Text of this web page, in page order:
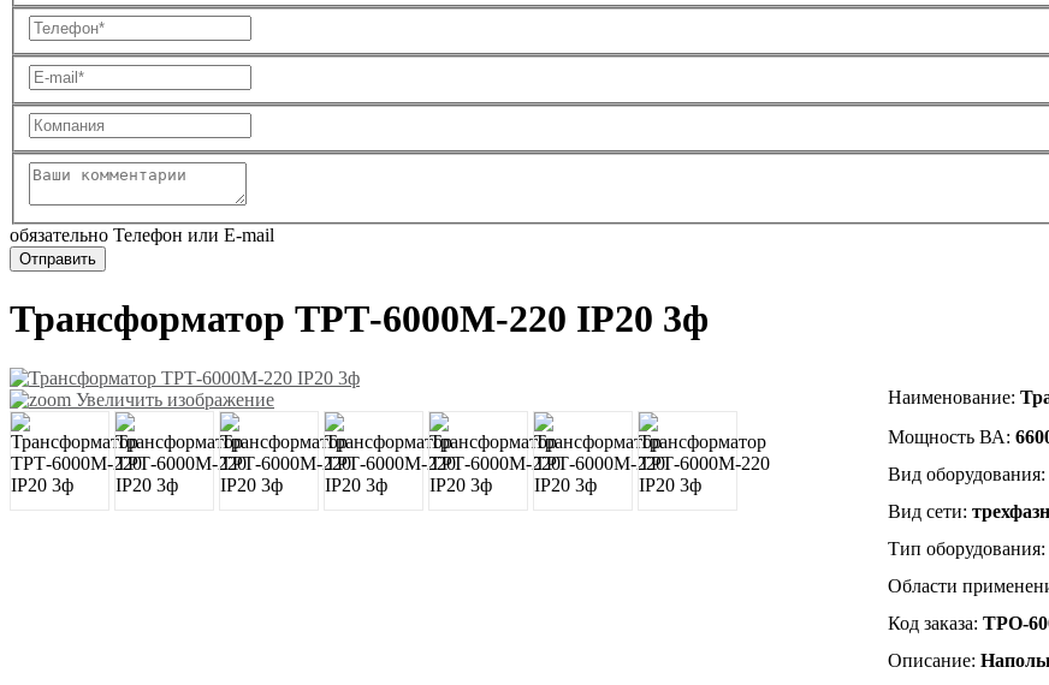
обязательно Телефон или E-mail
Трансформатор ТРТ-6000М-220 IP20 3ф
Увеличить изображение Наименование:
Мощность ВА:
Вид
Вид сети:
Тип
Области
Код заказа:ТРО-
Описание: